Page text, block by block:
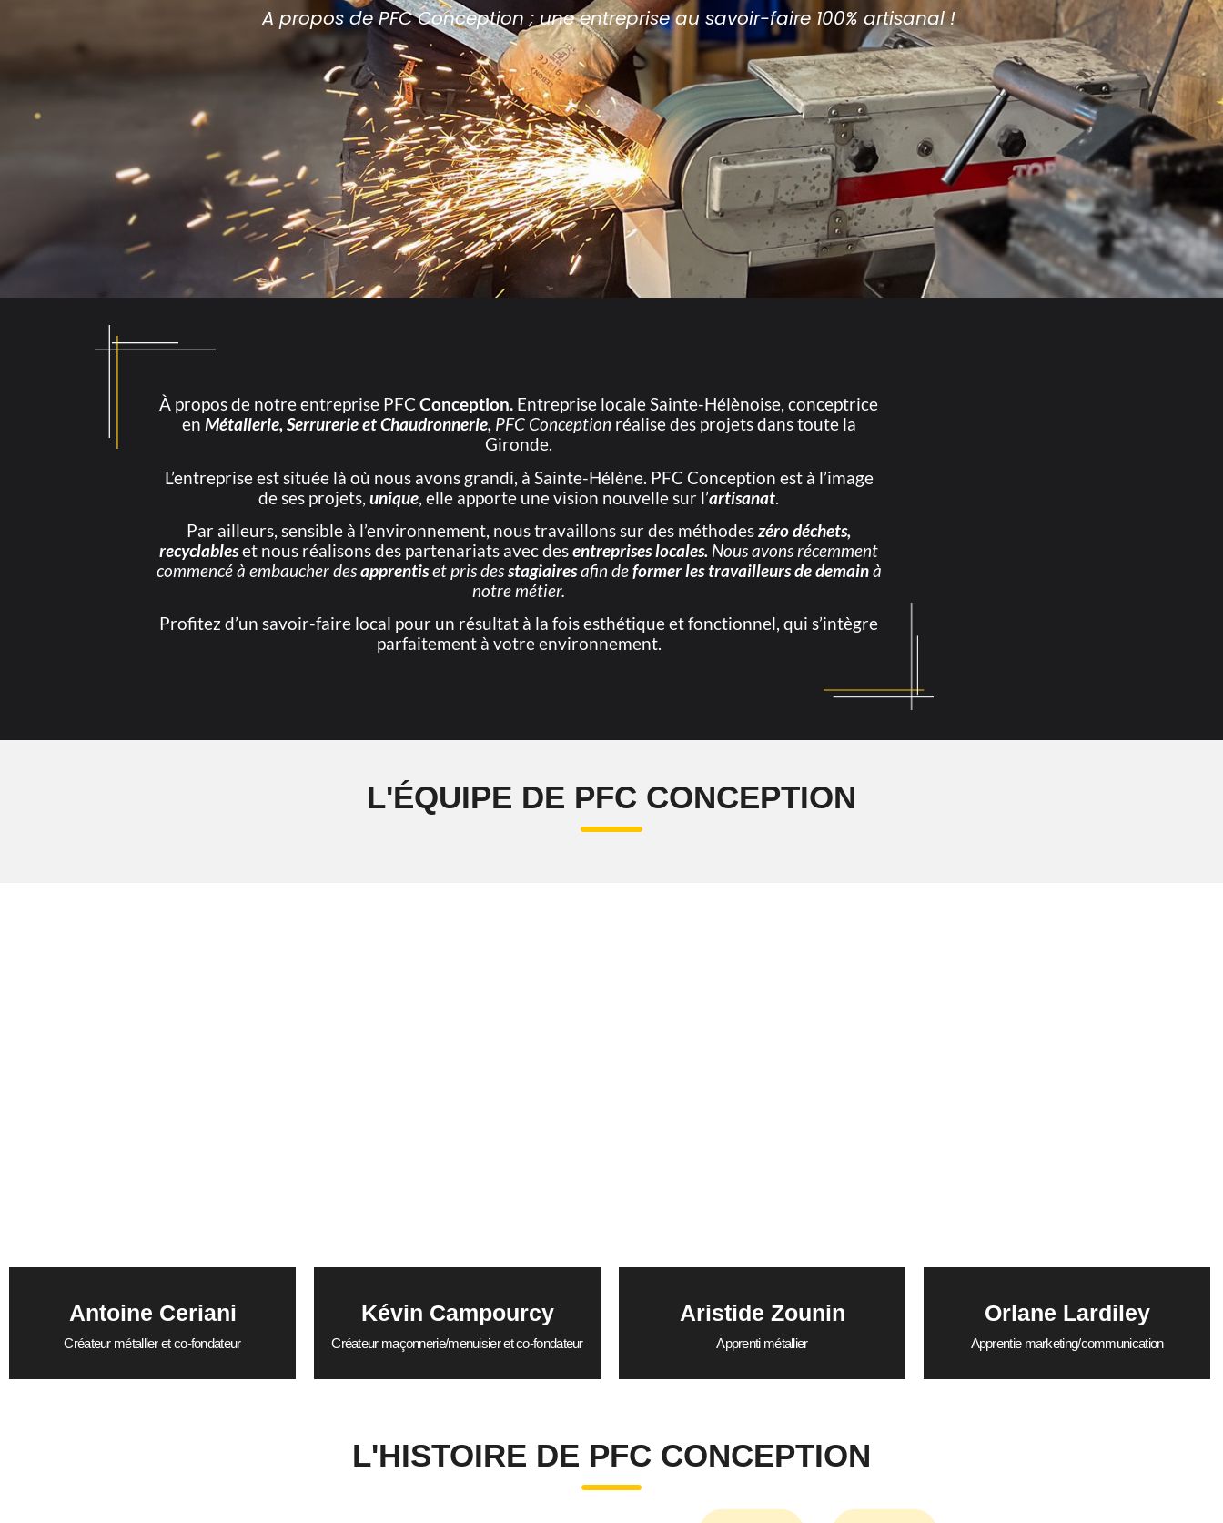
A propos de PFC Conception ; une entreprise au savoir-faire 100% artisanal !
À propos de notre entreprise PFC Conception. Entreprise locale Sainte-Hélènoise, conceptrice
en Métallerie, Serrurerie et Chaudronnerie, PFC Conception réalise des projets dans toute la
Gironde.
L’entreprise est située là où nous avons grandi, à Sainte-Hélène. PFC Conception est à l’image
de ses projets, unique, elle apporte une vision nouvelle sur l’artisanat.
Par ailleurs, sensible à l’environnement, nous travaillons sur des méthodeszéro déchets,
recyclableset nous réalisons des partenariats avec desentrepriseslocales. Nous avons récemment
commencé à embaucher desapprentiset pris desstagiairesafin deformerles travailleurs de demainà
notre métier.
Profitez d’un savoir-faire local pour un résultat à la fois esthétique et fonctionnel, qui s’intègre
parfaitement à votre environnement.
L'ÉQUIPE DE PFC CONCEPTION
Antoine Ceriani
Créateur métallier et co-fondateur
Kévin Campourcy
Créateur maçonnerie/menuisier et co-fondateur
Aristide Zounin
Apprenti métallier
Orlane Lardiley
Apprentie marketing/communication
L'HISTOIRE DE PFC CONCEPTION